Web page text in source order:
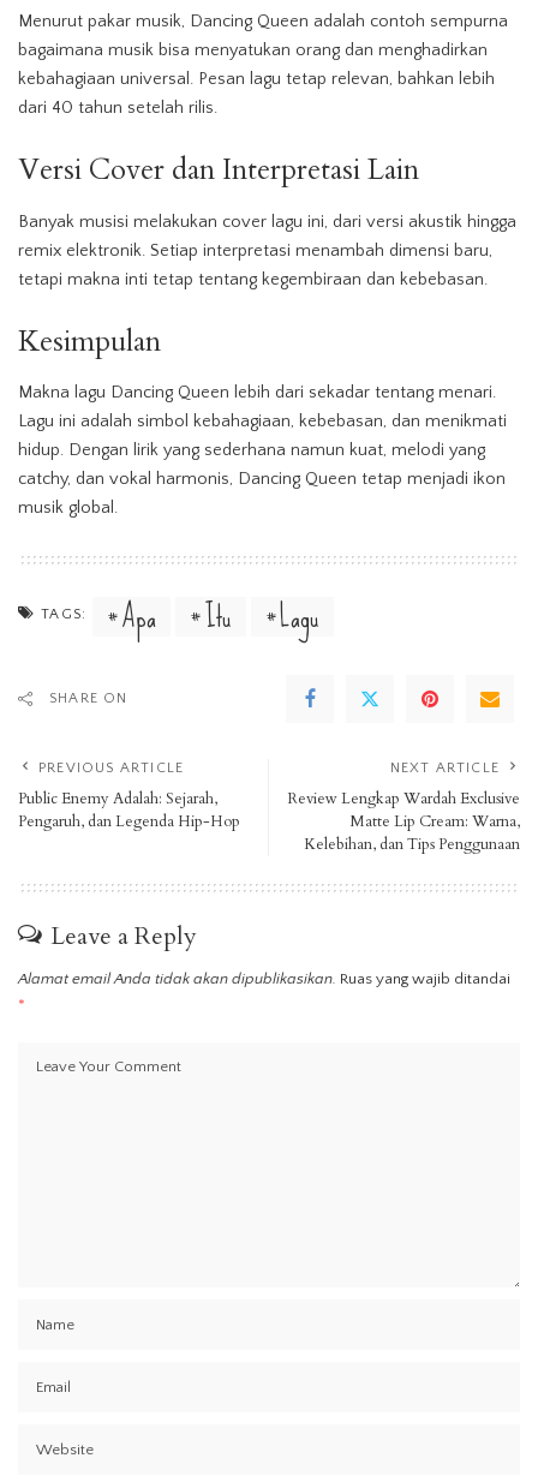
Menurut pakar musik, Dancing Queen adalah contoh sempurna
bagaimana musik bisa menyatukan orang dan menghadirkan
kebahagiaan universal. Pesan lagu tetap relevan, bahkan lebih
dari 40 tahun setelah rilis.
Versi Cover dan Interpretasi Lain
Banyak musisi melakukan cover lagu ini, dari versi akustik hingga
remix elektronik. Setiap interpretasi menambah dimensi baru,
tetapi makna inti tetap tentang kegembiraan dan kebebasan.
Kesimpulan
Makna lagu Dancing Queen lebih dari sekadar tentang menari.
Lagu ini adalah simbol kebahagiaan, kebebasan, dan menikmati
hidup. Dengan lirik yang sederhana namun kuat, melodi yang
catchy, dan vokal harmonis, Dancing Queen tetap menjadi ikon
musik global.
TAGS: Apa Itu Lagu
SHARE ON
PREVIOUS ARTICLE
Public Enemy Adalah: Sejarah,
Pengaruh, dan Legenda Hip-Hop
NEXT ARTICLE
Review Lengkap Wardah Exclusive
Matte Lip Cream: Warna,
Kelebihan, dan Tips Penggunaan
Leave a Reply
Alamat email Anda tidak akan dipublikasikan. Ruas yang wajib ditandai
*